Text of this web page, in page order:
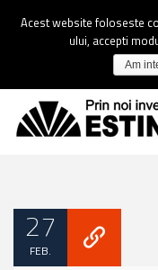
27
FEB.
Acest website foloseste
ului, accepti
Am